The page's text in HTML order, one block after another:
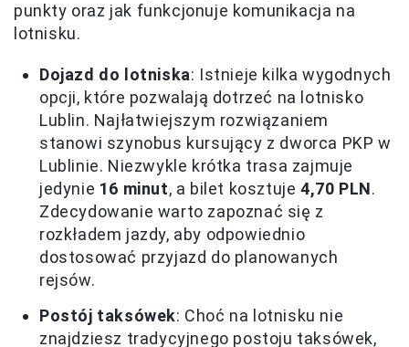
punkty oraz jak funkcjonuje komunikacja na
lotnisku.
Dojazd do lotniska: Istnieje kilka wygodnych
opcji, które pozwalają dotrzeć na lotnisko
Lublin. Najłatwiejszym rozwiązaniem
stanowi szynobus kursujący z dworca PKP w
Lublinie. Niezwykle krótka trasa zajmuje
jedynie 16 minut, a bilet kosztuje4,70 PLN.
Zdecydowanie warto zapoznać się z
rozkładem jazdy, aby odpowiednio
dostosować przyjazd do planowanych
rejsów.
Postój taksówek: Choć na lotnisku nie
znajdziesz tradycyjnego postoju taksówek,